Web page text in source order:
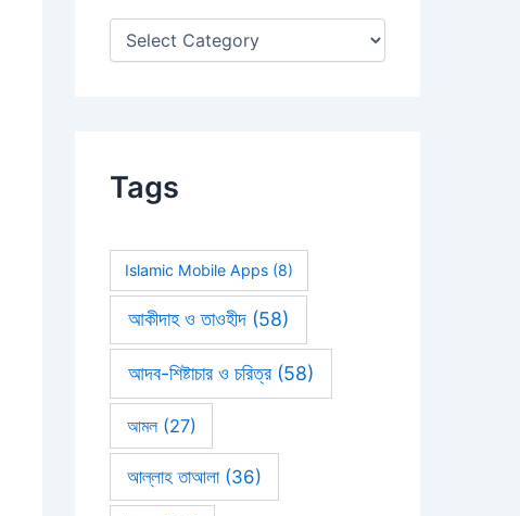
:
Tags
Islamic Mobile Apps(8)
আকীদাহ ও তাওহীদ(58)
আদব-শিষ্টাচার ও চরিত্র(58)
আমল(27)
আল্লাহ তাআলা(36)